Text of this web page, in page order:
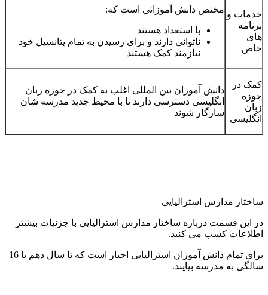
خدمات و
برنامه
های
خاص
مختص دانش آموزانی است که:
با استعداد هستند
ناتوانی دارند و برای رسیدن به تمام پتانسیل خود
نیازمند کمک هستند
کمک در
حوزه
زبان
انگلیسی
دانش آموزان بین المللی اغلب به کمک در حوزه زبان
انگلیسی دسترسی دارند تا با محیط جدید مدرسه شان
سازگار شوند
ساختار مدارس استرالیایی
در این قسمت درباره ساختار مدارس استرالیایی با جزئیات بیشتر
اطلاعات کسب می کنید.
برای تمام دانش آموزان استرالیایی اجبار است که تا سال دهم یا 16
سالگی به مدرسه بیایند.